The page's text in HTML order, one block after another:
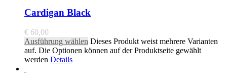
Cardigan Black
€ 60,00
Ausführung wählen Dieses Produkt weist mehrere Varianten
auf. Die Optionen können auf der Produktseite gewählt
werden Details